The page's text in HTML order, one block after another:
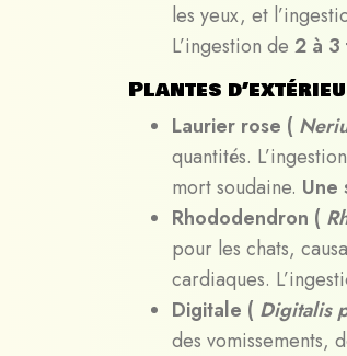
les yeux, et
L’ingestion de 2 à 3
Plantes
Laurier rose (
quantités.
mort soudaine. Une
Rhododendron (
pour les chats,
cardiaques.
Digitale ( Digitalis
des vomissements,